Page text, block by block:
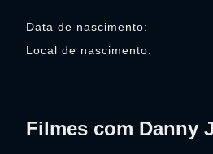
Data de nascimento:
Local de nascimento:
Filmes com Danny